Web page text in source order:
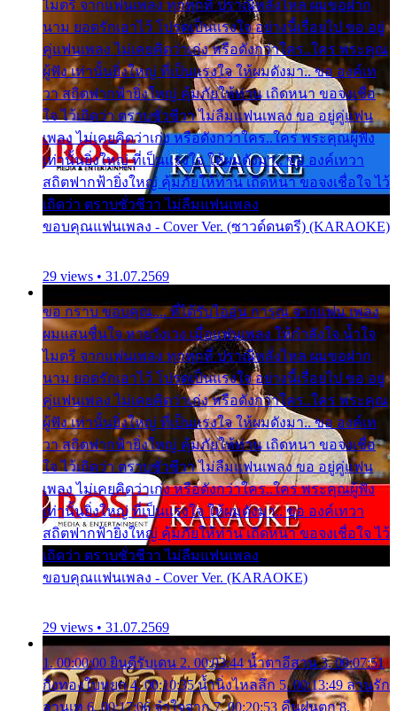
ไมตรี จากแฟนเพลง ทุกทุกที่ ปราณีหลั่งไหล ผมขอฝาก
นาม ยอดรักเอาไว้ โปรดเป็นแรงใจ อย่างนี้เรื่อยไป ขอ อยู่
คู่แฟนเพลง ไม่เคยคิดว่าเก่ง หรือดังกว่าใคร..ใคร พระคุณ
ผู้ฟัง เท่านั้นยิ่งใหญ่ ที่เป็นแรงใจ ให้ผมดังมา.. ขอ องค์เท
วา สถิตฟากฟ้ายิ่งใหญ่ คุ้มภัยให้ท่าน เถิดหนา ขอจงเชื่อ
ใจ ไว้เถิดว่า ตราบชั่วชีวา ไม่ลืมแฟนเพลง ขอ อยู่คู่แฟน
เพลง ไม่เคยคิดว่าเก่ง หรือดังกว่าใคร..ใคร พระคุณผู้ฟัง
เท่านั้นยิ่งใหญ่ ที่เป็นแรงใจ ให้ผมดังมา.. ขอ องค์เทวา
สถิตฟากฟ้ายิ่งใหญ่ คุ้มภัยให้ท่าน เถิดหนา ขอจงเชื่อใจ ไว้
เถิดว่า ตราบชั่วชีวา ไม่ลืมแฟนเพลง
ขอบคุณแฟนเพลง - Cover Ver. (ซาวด์ดนตรี) (KARAOKE)
29 views • 31.07.2569
ขอ กราบ ขอบคุณ.... ที่ได้รับไออุ่น การุณ จากแฟน เพลง
ผมแสนชื่นใจ หายวังเวง เมื่อแฟนเพลง ให้กำลังใจ น้ำใจ
ไมตรี จากแฟนเพลง ทุกทุกที่ ปราณีหลั่งไหล ผมขอฝาก
นาม ยอดรักเอาไว้ โปรดเป็นแรงใจ อย่างนี้เรื่อยไป ขอ อยู่
คู่แฟนเพลง ไม่เคยคิดว่าเก่ง หรือดังกว่าใคร..ใคร พระคุณ
ผู้ฟัง เท่านั้นยิ่งใหญ่ ที่เป็นแรงใจ ให้ผมดังมา.. ขอ องค์เท
วา สถิตฟากฟ้ายิ่งใหญ่ คุ้มภัยให้ท่าน เถิดหนา ขอจงเชื่อ
ใจ ไว้เถิดว่า ตราบชั่วชีวา ไม่ลืมแฟนเพลง ขอ อยู่คู่แฟน
เพลง ไม่เคยคิดว่าเก่ง หรือดังกว่าใคร..ใคร พระคุณผู้ฟัง
เท่านั้นยิ่งใหญ่ ที่เป็นแรงใจ ให้ผมดังมา.. ขอ องค์เทวา
สถิตฟากฟ้ายิ่งใหญ่ คุ้มภัยให้ท่าน เถิดหนา ขอจงเชื่อใจ ไว้
เถิดว่า ตราบชั่วชีวา ไม่ลืมแฟนเพลง
ขอบคุณแฟนเพลง - Cover Ver. (KARAOKE)
29 views • 31.07.2569
1. 00:00:00 ยินดีรับเดน 2. 00:03:44 น้ำตาอีสาน 3. 00:07:51
กิ่งทองใบหยก 4. 00:10:35 น้ำนิ่งไหลลึก 5. 00:13:49 ลานรัก
ลานเท 6. 00:17:06 จำใจจาก 7. 00:20:53 คืนฝนตก 8.